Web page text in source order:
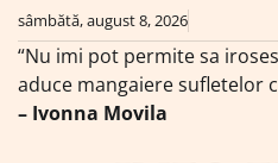
Skip
content
sâmbătă, august 8, 2026
“Nu imi pot permite sa
aduce mangaiere sufletelor
– Ivonna Movila